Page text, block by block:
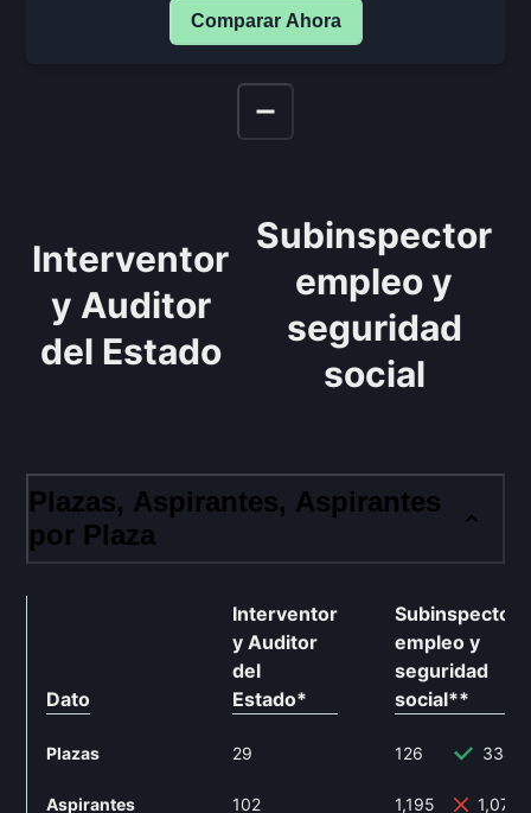
Comparar Ahora
Interventor
y Auditor
del Estado
Subinspector
empleo y
seguridad
social
Plazas, Aspirantes, Aspirantes
por Plaza
Dato
Interventor
y Auditor
del
Estado*
Plazas 29
Aspirantes 102
Subinspector
empleo y
seguridad
social**
126
1,195